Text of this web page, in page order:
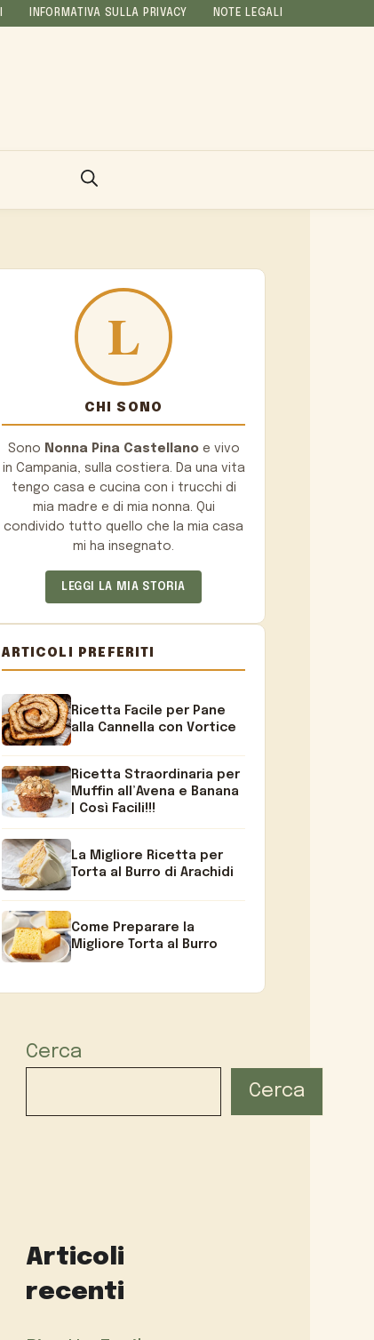
INFORMATIVA SULLA PRIVACY NOTE LEGALI
CHI SONO
Sono Nonna Pina Castellanoe vivo
in Campania, sulla costiera. Da una vita
tengo casa e cucina con i trucchi di
mia madre e di mia nonna. Qui
condivido tutto quello che la mia casa
mi ha insegnato.
LEGGI LA MIA STORIA
ARTICOLI PREFERITI
Ricetta Facile per Pane
alla Cannella con Vortice
Ricetta Straordinaria per
Muffin all’Avena e Banana
| Così Facili!!!
La Migliore Ricetta per
Torta al Burro di Arachidi
Come Preparare la
Migliore Torta al Burro
Cerca
Cerca
Articoli
recenti